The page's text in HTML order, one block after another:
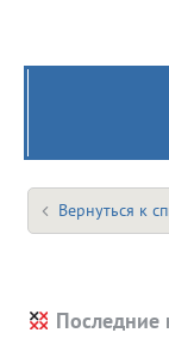
Вернуться к
Последние